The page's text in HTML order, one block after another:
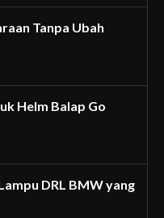
Tanpa Ubah
Helm Balap Go
DRL BMW yang